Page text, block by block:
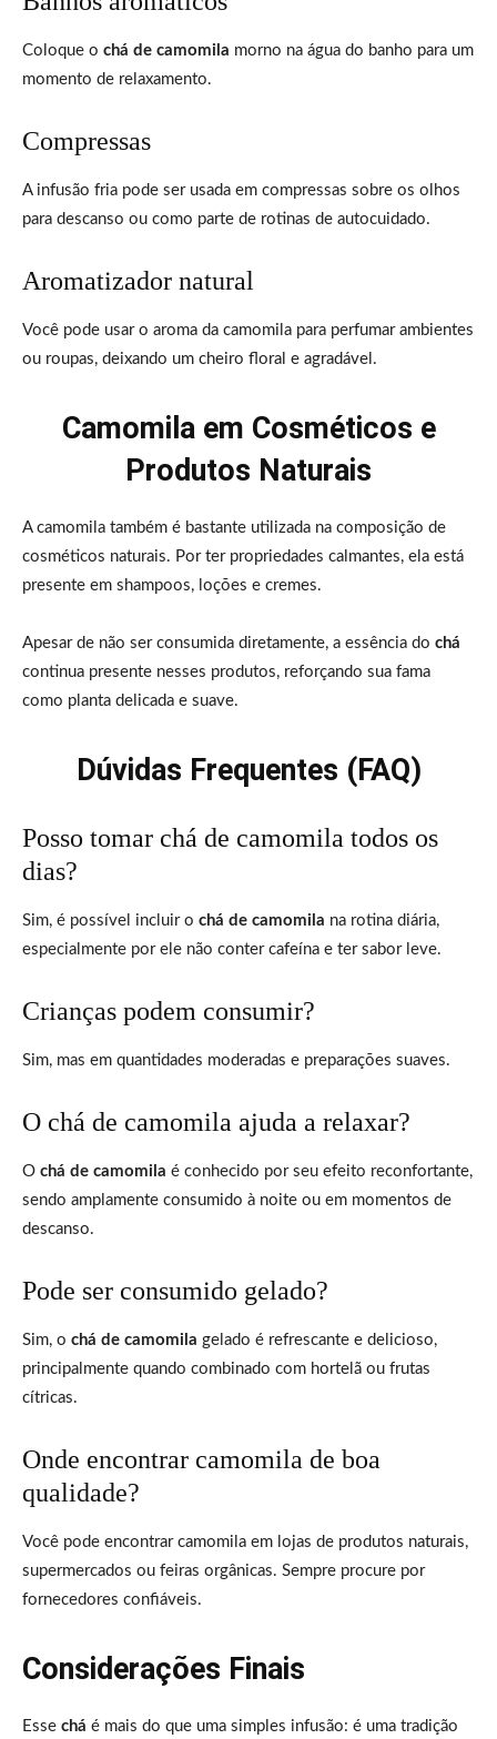
Coloque o chá de camomila morno na água do banho para um
momento de relaxamento.
Compressas
A infusão fria pode ser usada em compressas sobre os olhos
para descanso ou como parte de rotinas de autocuidado.
Aromatizador natural
Você pode usar o aroma da camomila para perfumar ambientes
ou roupas, deixando um cheiro floral e agradável.
Camomila em Cosméticos e
Produtos Naturais
A camomila também é bastante utilizada na composição de
cosméticos naturais. Por ter propriedades calmantes, ela está
presente em shampoos, loções e cremes.
Apesar de não ser consumida diretamente, a essência do chá
continua presente nesses produtos, reforçando sua fama
como planta delicada e suave.
Dúvidas Frequentes (FAQ)
Posso tomar chá de camomila todos os
dias?
Sim, é possível incluir o chá de camomila na rotina diária,
especialmente por ele não conter cafeína e ter sabor leve.
Crianças podem consumir?
Sim, mas em quantidades moderadas e preparações suaves.
O chá de camomila ajuda a relaxar?
O chá de camomila é conhecido por seu efeito reconfortante,
sendo amplamente consumido à noite ou em momentos de
descanso.
Pode ser consumido gelado?
Sim, o chá de camomila gelado é refrescante e delicioso,
principalmente quando combinado com hortelã ou frutas
cítricas.
Onde encontrar camomila de boa
qualidade?
Você pode encontrar camomila em lojas de produtos naturais,
supermercados ou feiras orgânicas. Sempre procure por
fornecedores confiáveis.
Considerações Finais
Esse chá é mais do que uma simples infusão: é uma tradição